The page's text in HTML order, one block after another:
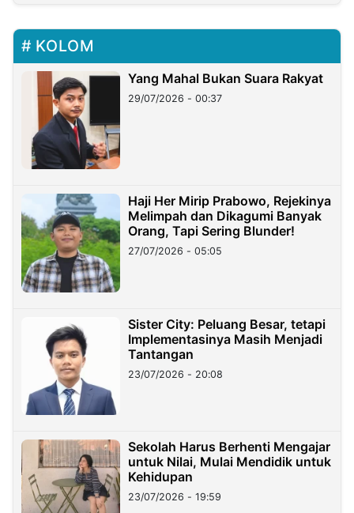
KOLOM
Yang Mahal Bukan Suara Rakyat
29/07/2026 - 00:37
Haji Her Mirip Prabowo, Rejekinya
Melimpah dan Dikagumi Banyak
Orang, Tapi Sering Blunder!
27/07/2026 - 05:05
Sister City: Peluang Besar, tetapi
Implementasinya Masih Menjadi
Tantangan
23/07/2026 - 20:08
Sekolah Harus Berhenti Mengajar
untuk Nilai, Mulai Mendidik untuk
Kehidupan
23/07/2026 - 19:59